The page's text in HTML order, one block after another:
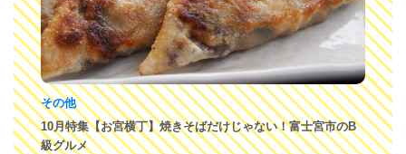
その他
10月特集【お宮横丁】焼きそばだけじゃない！富士宮市のB
級グルメ